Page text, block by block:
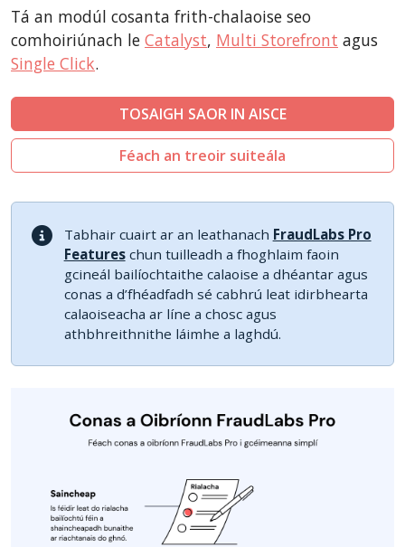
Ecwid by Lightspeed
WISECP
ThirtyBees
Shopware
Sylius
Tá an modúl cosanta frith-chalaoise seo
comhoiriúnach le Catalyst, Multi Storefront agus
Single Click.
TOSAIGH SAOR IN AISCE
Féach an treoir suiteála
Tabhair cuairt ar an leathanach FraudLabs Pro
Featureschun tuilleadh a fhoghlaim faoin
gcineál bailíochtaithe calaoise a dhéantar agus
conas a d’fhéadfadh sé cabhrú leat idirbhearta
calaoiseacha ar líne a chosc agus
athbhreithnithe láimhe a laghdú.